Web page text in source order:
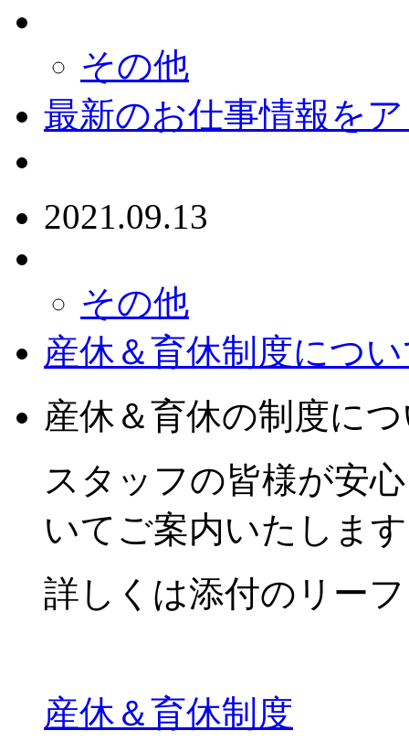
その他
最新のお仕事情報を
2021.09.13
その他
産休＆育休制度につ
産休＆育休の制度に
スタッフの皆様が安
いてご案内いたしま
詳しくは添付のリー
産休＆育休制度